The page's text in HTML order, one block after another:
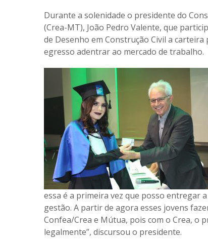
Durante a solenidade o presidente do
(Crea-MT), João Pedro Valente, que
de Desenho em Construção Civil a
egresso adentrar ao mercado de trabalho.
essa é a primeira vez que posso entregar
gestão. A partir de agora esses jovens
Confea/Crea e Mútua, pois com o Crea, o
legalmente”, discursou o presidente.